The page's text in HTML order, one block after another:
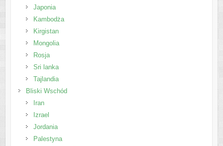
Japonia
Kambodża
Kirgistan
Mongolia
Rosja
Sri lanka
Tajlandia
Bliski Wschód
Iran
Izrael
Jordania
Palestyna